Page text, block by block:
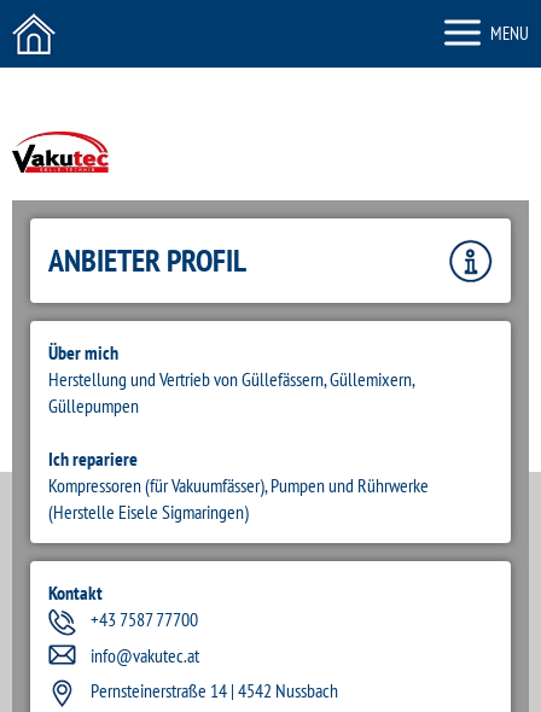
MENU
Vakutec Gülletechnik GmbH
ANBIETER PROFIL
Über mich
Herstellung und Vertrieb von Güllefässern, Güllemixern,
Güllepumpen
Ich repariere
Kompressoren (für Vakuumfässer), Pumpen und Rührwerke
(Herstelle Eisele Sigmaringen)
Kontakt
+43 7587 77700
info@vakutec.at
Pernsteinerstraße 14 | 4542 Nussbach